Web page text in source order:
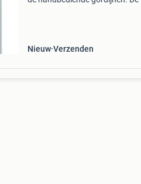
Nieuw Verzenden